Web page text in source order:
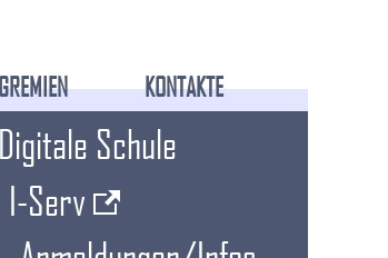
KONTAKTE
Digitale Schule
I-Serv